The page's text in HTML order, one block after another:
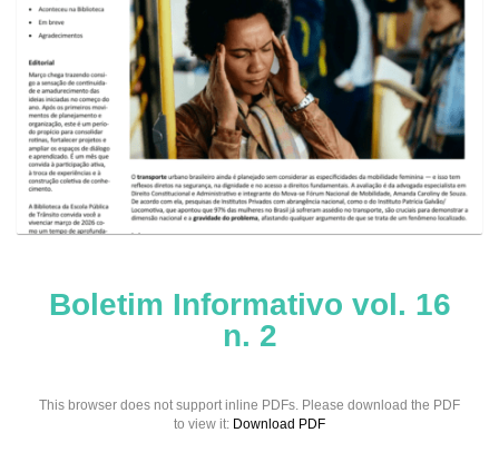
Boletim Informativo vol. 16
n. 2
This browser does not support inline PDFs. Please download the PDF
to view it: Download PDF